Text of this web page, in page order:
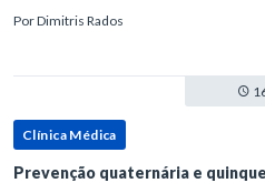
PorDimitris Rados
Clínica Médica
Prevenção quaternária e